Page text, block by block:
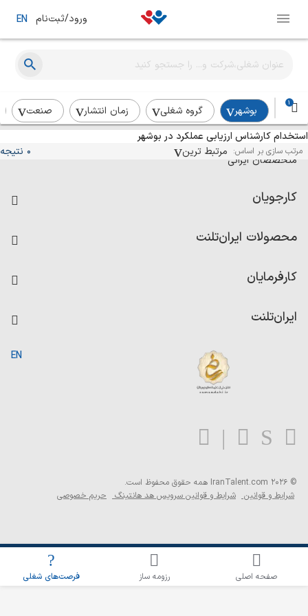
ورود/ثبت‌نام EN
1
بوشهر گروه شغلی زمان انتشار
صنعت
استخدام کارشناس ارزیابی عملکرد در بوشهر
مرتب سازی بر اساس: مرتبط ترین 0 نتیجه
اطلاع‌رسانی شغلی را برای این جستجو فعال کنید
آگهی‌های استخدام و همکاری برای
متخصصان ایرانی
کارجویان
رزومه ساز
امتیاز شرکت‌ها
محصولات ایران‌تلنت
کاردیکس
کارفرمایان
ایران‌تلنت
بلاگ
EN
© 2026 IranTalent.com
همه حقوق محفوظ است.
شرایط و قوانین شرایط و قوانین سرویس هد هانتینگ حریم خصوصی
صفحه اصلی رزومه ساز فرصت‌های شغلی